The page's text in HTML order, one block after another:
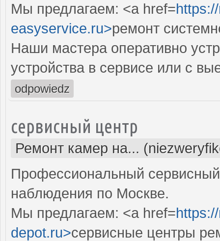
Мы предлагаем: <a href=
easyservice.ru>ремонт
Наши мастера оперативно
устройства в сервисе или с
odpowiedz
сервисный центр
Ремонт камер на...
Профессиональный
наблюдения по Москве.
Мы предлагаем: <a href=
depot.ru>сервисные центры